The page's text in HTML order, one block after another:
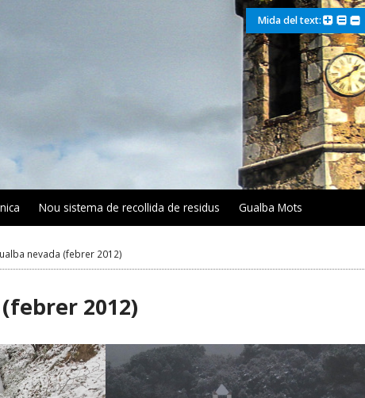
Mida del text:
Nou sistema de recollida de residus Gualba Mots
nevada (febrer 2012)
2012)